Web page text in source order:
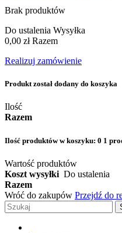
Brak produktów
Do ustalenia Wysyłka
0,00 zł Razem
Realizuj zamówienie
Produkt został dodany do koszyka
Ilość
Razem
Ilość produktów w koszyku: 0 1
Wartość produktów
Koszt wysyłki Do ustalenia
Razem
Wróć do zakupów Przejdź do